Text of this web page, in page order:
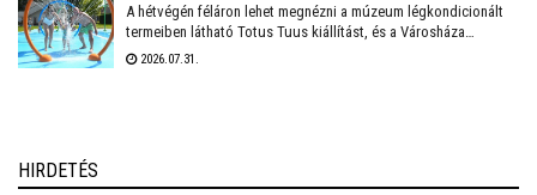
A hétvégén féláron lehet megnézni a múzeum légkondicionált
termeiben látható Totus Tuus kiállítást, és a Városháza
temperált Díszterme is megnyílik hétfőn-kedden, ahol pedig
2026.07.31.
HIRDETÉS